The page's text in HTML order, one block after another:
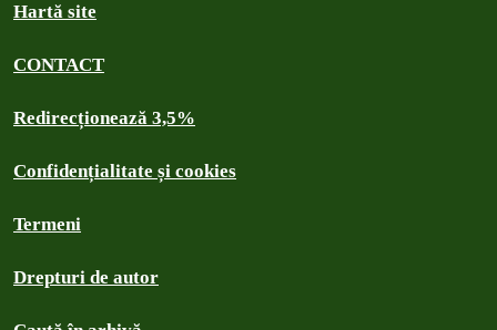
Hartă site
CONTACT
Redirecționează 3,5%
Confidențialitate și cookies
Termeni
Drepturi de autor